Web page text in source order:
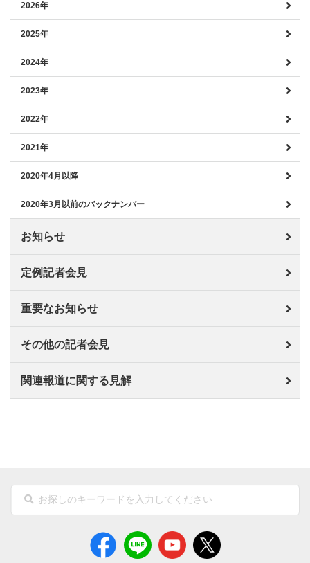
2026年
2025年
2024年
2023年
2022年
2021年
2020年4月以降
2020年3月以前のバックナンバー
お知らせ
定例記者会見
重要なお知らせ
その他の記者会見
関連報道に関する見解